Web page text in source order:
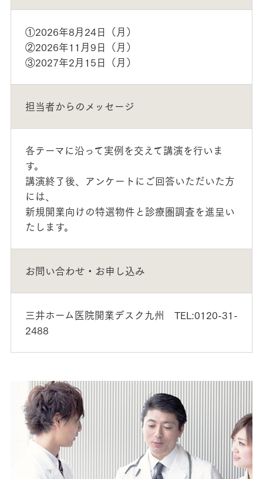
①2026年8月24日（月）
②2026年11月9日（月）
③2027年2月15日（月）
担当者からのメッセージ
各テーマに沿って実例を交えて講演を行いま
す。
講演終了後、アンケートにご回答いただいた方
には、
新規開業向けの特選物件と診療圏調査を進呈い
たします。
お問い合わせ・お申し込み
三井ホーム医院開業デスク九州 TEL:0120-31-
2488